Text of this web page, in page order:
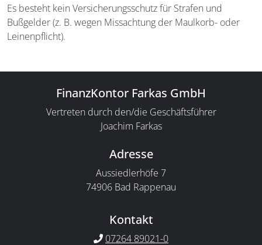
Es besteht kein Versicherungsschutz für Strafen und
Bußgelder (z. B. wegen Missachtung der Maulkorb- oder
Leinenpflicht).
FinanzKontor Farkas GmbH
Vertreten durch den/die Geschäftsführer
Joachim Farkas
Adresse
Aussiedlerhöfe 7
74906 Bad Rappenau
Kontakt
07264 89021-0